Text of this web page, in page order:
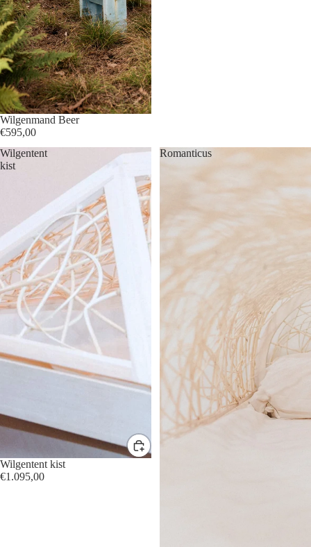
Wilgenmand Beer
€595,00
Wilgentent
kist
Wilgentent kist
€1.095,00
Romanticus